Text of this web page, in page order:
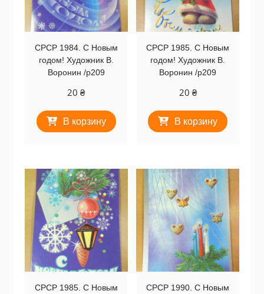
СРСР 1984. С Новым
годом! Художник В.
Воронин /р209
20₴
В корзину
СРСР 1985. С Новым
годом! Художник В.
Воронин /р209
20 ₴
В корзину
СРСР 1985. С Новым
СРСР 1990. С Новым